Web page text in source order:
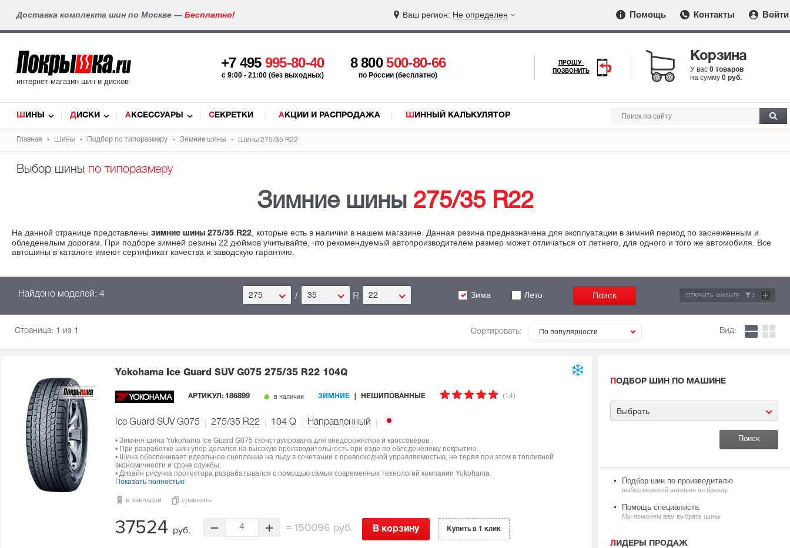
Доставка комплекта шин по Москве — Бесплатно! Ваш регион: Не определен Помощь Контакты Войти
интернет-магазин шин и дисков
+7 495 995-80-40
c 9:00 - 21:00 (без выходных)
8 800500-80-66
по России (бесплатно)
ПРОШУ
ПОЗВОНИТЬ
Корзина
У вас 0 товаров
на сумму 0 руб.
ШИНЫ ДИСКИ АКСЕССУАРЫ СЕКРЕТКИ АКЦИИ И РАСПРОДАЖА ШИННЫЙ КАЛЬКУЛЯТОР
Главная Шины Подбор по типоразмеру Зимние шины Шины 275/35 R22
Выбор шины по типоразмеру
Зимние шины 275/35 R22
На данной странице представлены зимние шины 275/35 R22
, которые есть в наличии в нашем магазине. Данная резина предназначена для эксплуатации в зимний период по заснеженным и
обледенелым дорогам. При подборе зимней резины 22 дюймов учитывайте, что рекомендуемый автопроизводителем размер может отличаться от летнего, для одного и того же автомобиля. Все
автошины в каталоге имеют сертификат качества и заводскую гарантию.
Найдено моделей: 4 275 / 35 R 22 Зима Лето ОТКРЫТЬ ФИЛЬТР 2 +
Страница: 1 из 1 Сортировать: По популярности Вид:
Yokohama Ice Guard SUV G075 275/35 R22 104Q
АРТИКУЛ: 186899 в наличии ЗИМНИЕ НЕШИПОВАННЫЕ (14)
Ice Guard SUV G075 275/35 R22 104 Q Направленный
• Зимняя шина Yokohama Ice Guard G075 сконструирована для внедорожников и кроссоверов.
• При разработке шин упор делался на высокую производительность при езде по обледенелому покрытию.
• Шина обеспечивает идеальное сцепление на льду в сочетании с превосходной управляемостью, не теряя при этом в топливной
экономичности и сроке службы.
• Дизайн рисунка протектора разрабатывался с помощью самых современных технологий компании Yokohama.
Показать полностью
в закладки сравнить
37524 руб. 4 = 150096 руб. В корзину Купить в 1 клик
ПОДБОР ШИН ПО МАШИНЕ
Выбрать
Подбор шин по производителю
выбор моделей автошин по бренду
Помощь специалиста
Мы поможем вам выбрать шины
ЛИДЕРЫ ПРОДАЖ